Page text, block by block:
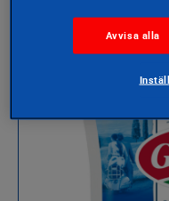
Avvisa alla